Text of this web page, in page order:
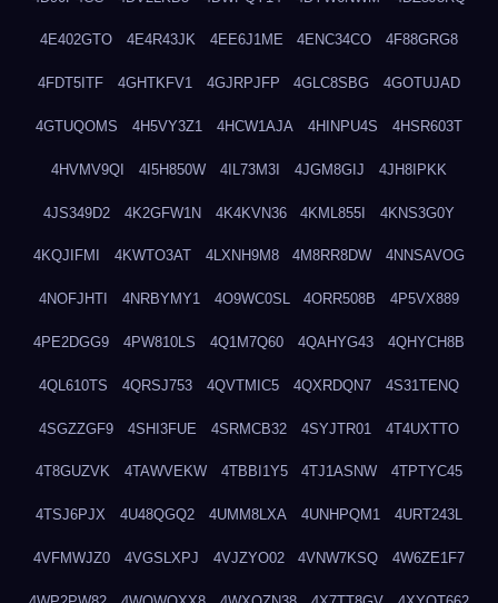
4E402GTO 4E4R43JK 4EE6J1ME 4ENC34CO 4F88GRG8
4FDT5ITF 4GHTKFV1 4GJRPJFP 4GLC8SBG 4GOTUJAD
4GTUQOMS 4H5VY3Z1 4HCW1AJA 4HINPU4S 4HSR603T
4HVMV9QI 4I5H850W 4IL73M3I 4JGM8GIJ 4JH8IPKK
4JS349D2 4K2GFW1N 4K4KVN36 4KML855I 4KNS3G0Y
4KQJIFMI 4KWTO3AT 4LXNH9M8 4M8RR8DW 4NNSAVOG
4NOFJHTI 4NRBYMY1 4O9WC0SL 4ORR508B 4P5VX889
4PE2DGG9 4PW810LS 4Q1M7Q60 4QAHYG43 4QHYCH8B
4QL610TS 4QRSJ753 4QVTMIC5 4QXRDQN7 4S31TENQ
4SGZZGF9 4SHI3FUE 4SRMCB32 4SYJTR01 4T4UXTTO
4T8GUZVK 4TAWVEKW 4TBBI1Y5 4TJ1ASNW 4TPTYC45
4TSJ6PJX 4U48QGQ2 4UMM8LXA 4UNHPQM1 4URT243L
4VFMWJZ0 4VGSLXPJ 4VJZYO02 4VNW7KSQ 4W6ZE1F7